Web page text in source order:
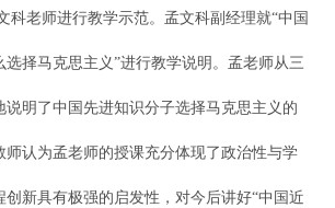
科老师进行教学示范。孟文科副经理就“中国
选择马克思主义”进行教学说明。孟老师从三
说明了中国先进知识分子选择马克思主义的
师认为孟老师的授课充分体现了政治性与学
创新具有极强的启发性，对今后讲好“中国近